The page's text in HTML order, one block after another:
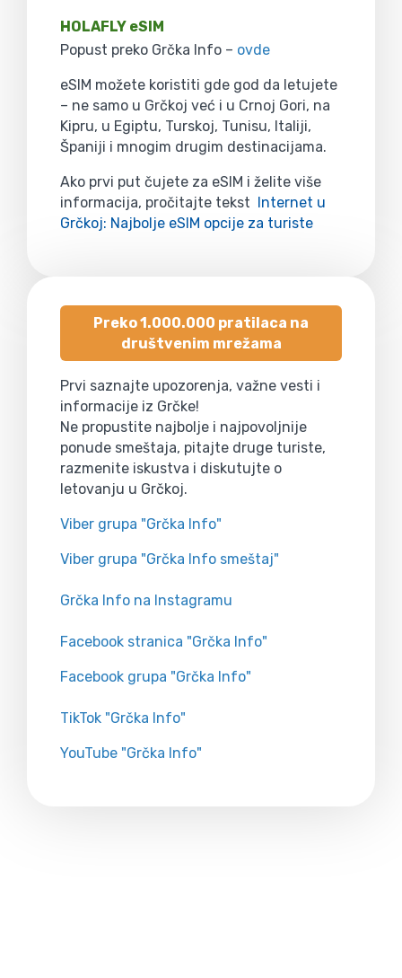
HOLAFLY eSIM
Popust preko Grčka Info – ovde
eSIM možete koristiti gde god da letujete
– ne samo u Grčkoj već i u Crnoj Gori, na
Kipru, u Egiptu, Turskoj, Tunisu, Italiji,
Španiji i mnogim drugim destinacijama.
Ako prvi put čujete za eSIM i želite više
informacija, pročitajte tekst Internet u
Grčkoj: Najbolje eSIM opcije za turiste
Preko 1.000.000 pratilaca na
društvenim mrežama
Prvi saznajte upozorenja, važne vesti i
informacije iz Grčke!
Ne propustite najbolje i najpovoljnije
ponude smeštaja, pitajte druge turiste,
razmenite iskustva i diskutujte o
letovanju u Grčkoj.
Viber grupa "Grčka Info"
Viber grupa "Grčka Info smeštaj"
Grčka Info na Instagramu
Facebook stranica "Grčka Info"
Facebook grupa "Grčka Info"
TikTok "Grčka Info"
YouTube "Grčka Info"